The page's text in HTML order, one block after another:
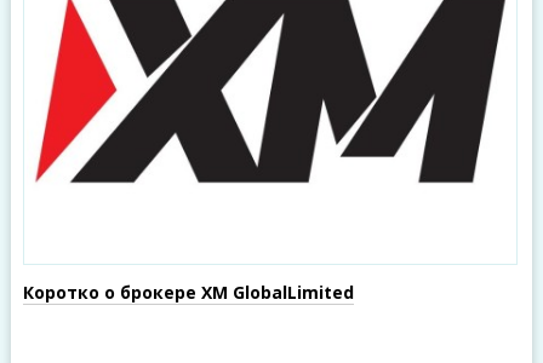
Коротко о брокере XM GlobalLimited